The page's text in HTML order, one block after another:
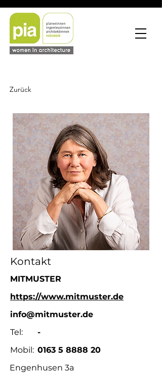
Zurück
Kontakt
MITMUSTER
https://www.mitmuster.de
info@mitmuster.de
Tel:
-
Mobil: 0163 5 8888 20
Engenhusen 3a